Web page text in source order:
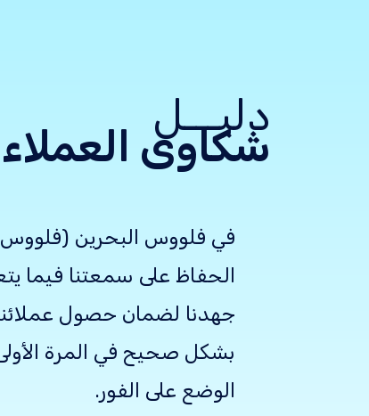
دليـــل
شكاوى العملاء
في فلووس البحرين
الحفاظ على سمعتنا فيما
جهدنا لضمان حصول عملائنا
بشكل صحيح في المرة
الوضع على الفور.